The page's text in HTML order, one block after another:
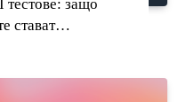
защо
стават